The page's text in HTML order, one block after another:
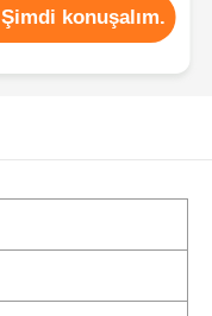
Şimdi konuşalım.